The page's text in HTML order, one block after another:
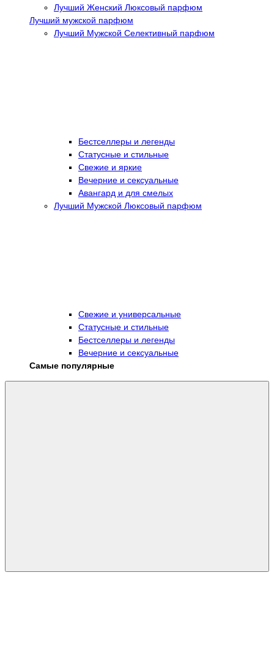
Лучший Женский Люксовый парфюм
Лучший мужской парфюм
Лучший Мужской Селективный парфюм
Бестселлеры и легенды
Статусные и стильные
Свежие и яркие
Вечерние и сексуальные
Авангард и для смелых
Лучший Мужской Люксовый парфюм
Свежие и универсальные
Статусные и стильные
Бестселлеры и легенды
Вечерние и сексуальные
Самые популярные